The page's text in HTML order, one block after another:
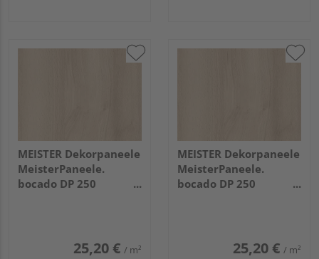
MEISTER Dekorpaneele
MeisterPaneele.
bocado DP 250
25,20 € / m²
MEISTER Dekorpaneele
MeisterPaneele.
bocado DP 250
25,20 € / m²